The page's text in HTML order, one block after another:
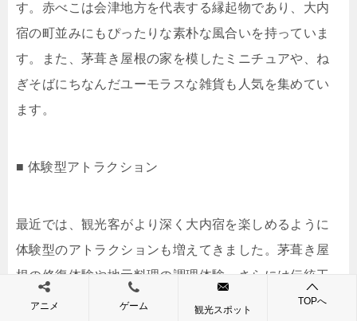
す。赤べこは会津地方を代表する縁起物であり、大内
宿の町並みにもぴったりな素朴な風合いを持っていま
す。また、茅葺き屋根の家を模したミニチュアや、ね
ぎそばにちなんだユーモラスな雑貨も人気を集めてい
ます。
■ 体験型アトラクション
最近では、観光客がより深く大内宿を楽しめるように
体験型のアトラクションも増えてきました。茅葺き屋
根の修復体験や地元料理の調理体験、さらには伝統工
芸のワークショップなど、旅行者が地域文化を「見
アニメ ゲーム 観光スポット
TOPへ